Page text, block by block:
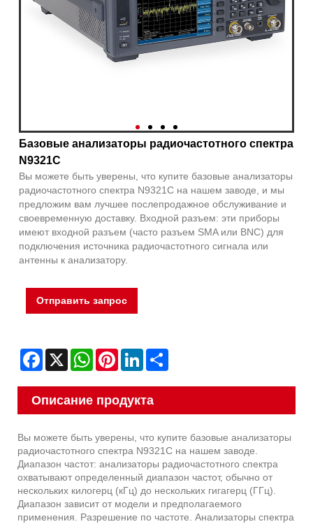
Базовые анализаторы радиочастотного спектра
N9321C
Вы можете быть уверены, что купите базовые анализаторы
радиочастотного спектра N9321C на нашем заводе, и мы
предложим вам лучшее послепродажное обслуживание и
своевременную доставку. Входной разъем: эти приборы
имеют входной разъем (часто разъем SMA или BNC) для
подключения источника радиочастотного сигнала или
антенны к анализатору.
Отправить запрос
Facebook
X WhatsAppPinterestLinkedIn
Описание продукта
Вы можете быть уверены, что купите базовые анализаторы
радиочастотного спектра N9321C на нашем заводе.
Диапазон частот: анализаторы радиочастотного спектра
охватывают определенный диапазон частот, обычно от
нескольких килогерц (кГц) до нескольких гигагерц (ГГц).
Диапазон зависит от модели и предполагаемого
применения. Разрешение по частоте. Анализаторы спектра